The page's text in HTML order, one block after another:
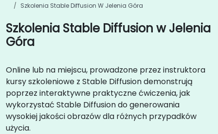
Szkolenia Stable Diffusion W Jelenia Góra
Szkolenia Stable Diffusion w Jelenia
Góra
Online lub na miejscu, prowadzone przez instruktora
kursy szkoleniowe z Stable Diffusion demonstrują
poprzez interaktywne praktyczne ćwiczenia, jak
wykorzystać Stable Diffusion do generowania
wysokiej jakości obrazów dla różnych przypadków
użycia.